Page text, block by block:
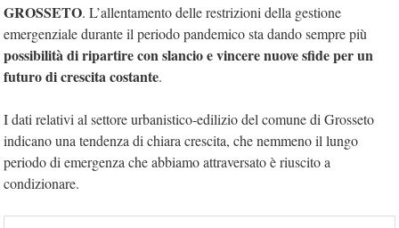
GROSSETO. L’allentamento delle restrizioni della gestione
emergenziale durante il periodo pandemico sta dando sempre più
possibilità di ripartire con slancio e vincere nuove sfide per un
futuro di crescita costante.
I dati relativi al settore urbanistico-edilizio del comune di Grosseto
indicano una tendenza di chiara crescita, che nemmeno il lungo
periodo di emergenza che abbiamo attraversato è riuscito a
condizionare.